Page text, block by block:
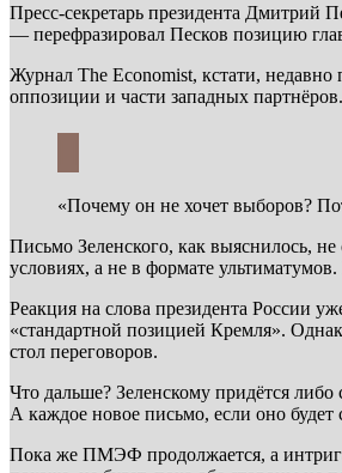
Пресс-секретарь президента Дмитрий
— перефразировал Песков позицию
Журнал The Economist, кстати, недавно
оппозиции и части западных
«Почему он не хочет выборов?
Письмо Зеленского, как выяснилось,
условиях, а не в формате
Реакция на слова президента
«стандартной позицией Кремля».
стол переговоров.
Что дальше? Зеленскому придётся
А каждое новое письмо, если оно
Пока же ПМЭФ продолжается, а интрига